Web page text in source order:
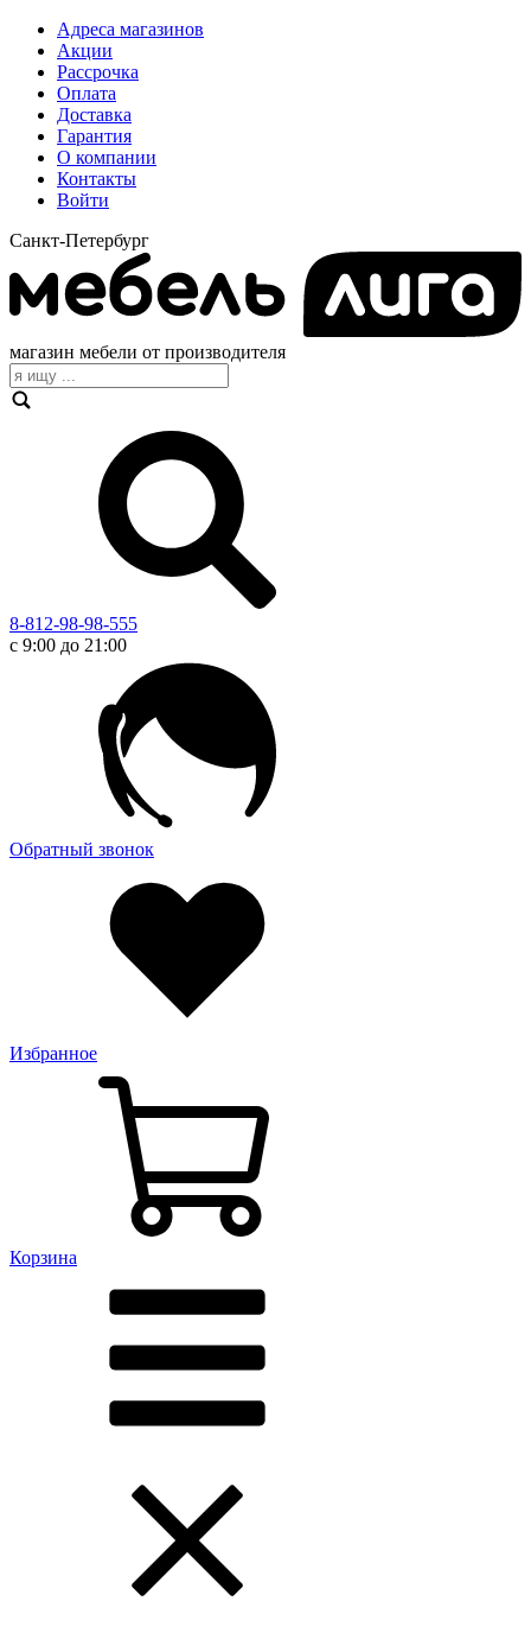
Адреса магазинов
Акции
Рассрочка
Оплата
Доставка
Гарантия
О компании
Контакты
Войти
Санкт-Петербург
магазин мебели от производителя
8-812-98-98-555
с 9:00 до 21:00
Обратный звонок
Избранное
Корзина